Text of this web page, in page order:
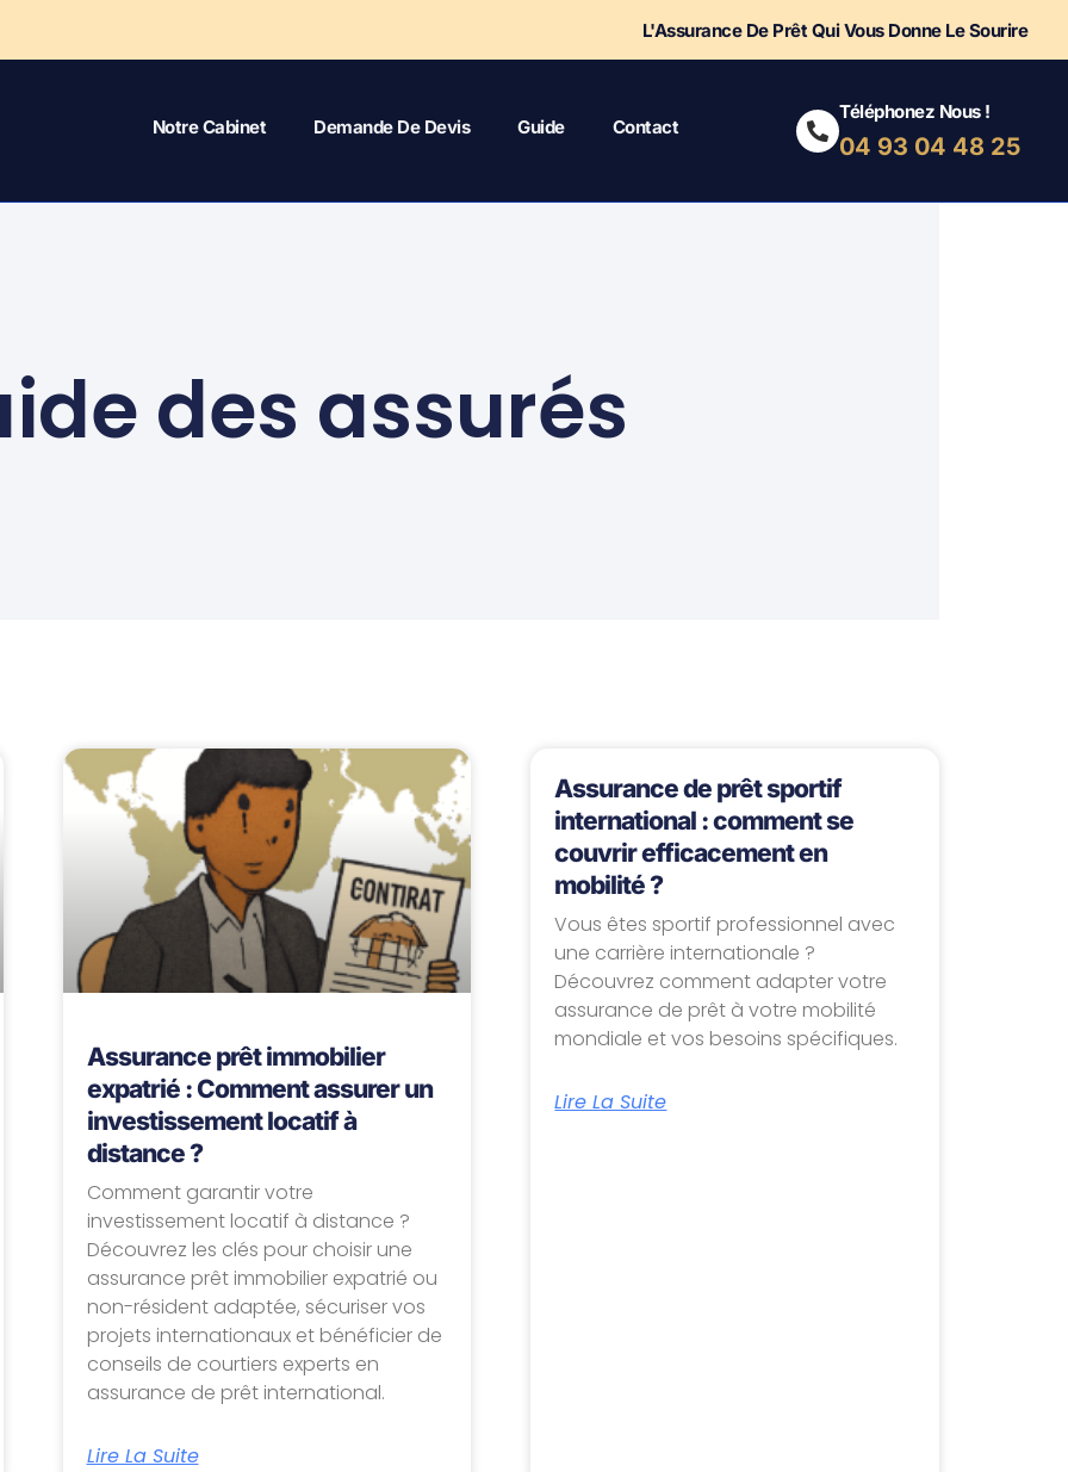
L'Assurance De Prêt Qui Vous Donne Le Sourire
Notre Cabinet Demande De Devis Guide Contact
Téléphonez Nous !
04 93 04 48 25
des assurés
Assurance prêt immobilier
expatrié : Comment assurer un
investissement locatif à
distance ?
Comment garantir votre
investissement locatif à distance ?
Découvrez les clés pour choisir une
assurance prêt immobilier expatrié ou
non-résident adaptée, sécuriser vos
projets internationaux et bénéficier de
conseils de courtiers experts en
assurance de prêt international.
Lire La Suite
Assurance de prêt sportif
international : comment se
couvrir efficacement en
mobilité ?
Vous êtes sportif professionnel avec
une carrière internationale ?
Découvrez comment adapter votre
assurance de prêt à votre mobilité
mondiale et vos besoins spécifiques.
Lire La Suite